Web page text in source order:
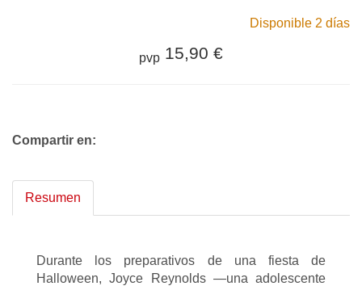
Disponible 2 días
pvp 15,90 €
Compartir en:
Resumen
Durante los preparativos de una fiesta de
Halloween, Joyce Reynolds —una adolescente